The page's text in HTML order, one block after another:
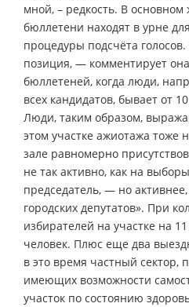
мной, – редкость. В
бюллетени находят в урне
процедуры подсчёта
позиция, — комментирует
бюллетеней, когда люди,
всех кандидатов, бывает от
Люди, таким образом,
этом участке ажиотажа тоже
зале равномерно
не так активно, как на
председатель, — но
городских депутатов». При
избирателей на участке на
человек. Плюс еще два
в это время частный сектор,
имеющих возможности
участок по состоянию